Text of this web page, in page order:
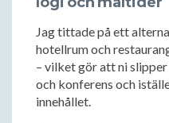
Jag tittade på ett
hotellrum och
– vilket gör att ni
och konferens och
innehållet.